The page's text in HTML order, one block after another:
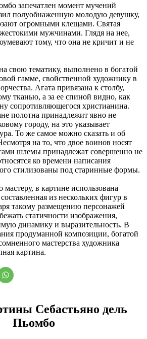
запечатлен момент мучений
полуобнаженную молодую девушку,
огромными клещами. Святая
мужчинами. Глядя на нее,
тому, что она не кричит и не
свою тематику, выполнено в богатой
гамме, свойственной художнику в
Агата привязана к столбу,
тканью, а за ее спиной видно, как
сопротивляющегося христианина.
полотна принадлежит явно не
городу, на это указывает
То же самое можно сказать и об
на то, что двое воинов носят
шлемы принадлежат совершенно не
ко времени написания
стилизованы под старинные формы.
в картине использована
из нескольких фигур в
такому размещению персонажей
статичности изображения,
динамику и выразительность. В
продуманной композиции, богатой
мастерства художника
картина.
Себастьяно дель
Пьомбо